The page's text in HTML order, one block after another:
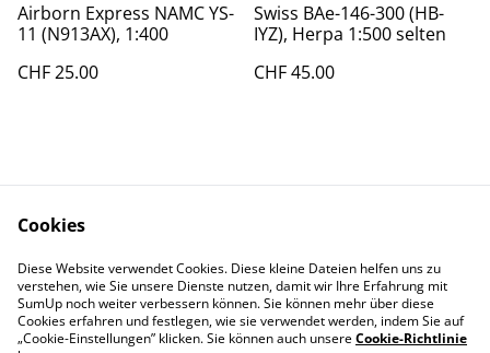
Airborn Express NAMC YS-
11 (N913AX), 1:400
CHF 25.00
Swiss BAe-146-300 (HB-
IYZ), Herpa 1:500 selten
CHF 45.00
Contact Us
Legal Terms
Privacy Policy
Cookie Policy
Cookies
Diese Website verwendet Cookies. Diese kleine Dateien helfen uns zu
verstehen, wie Sie unsere Dienste nutzen, damit wir Ihre Erfahrung mit
SumUp noch weiter verbessern können. Sie können mehr über diese
Cookies erfahren und festlegen, wie sie verwendet werden, indem Sie auf
„Cookie-Einstellungen” klicken. Sie können auch unsereCookie-Richtlinie